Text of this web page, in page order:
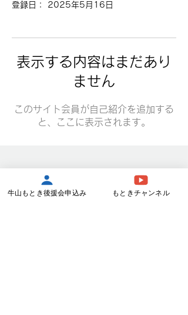
登録日： 2025年5月16日
表示する内容はまだあり
ません
このサイト会員が自己紹介を追加する
と、ここに表示されます。
牛山もとき後援会
〒399-0214 長野県富士見町落合9984-
牛山もとき後援会申込み もときチャンネル